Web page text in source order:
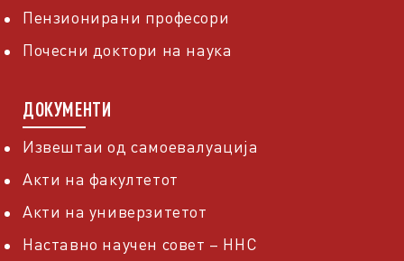
Пензионирани професори
Почесни доктори на наука
ДОКУМЕНТИ
Извештаи од самоевалуација
Акти на факултетот
Акти на универзитетот
Наставно научен совет – ННС